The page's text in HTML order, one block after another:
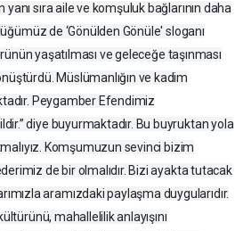
sıra aile ve komşuluk bağlarının daha
de ‘Gönülden Gönüle' sloganı
yaşatılması ve geleceğe taşınması
Müslümanlığın ve kadim
Peygamber Efendimiz
diye buyurmaktadır. Bu buyruktan yola
Komşumuzun sevinci bizim
de bir olmalıdır. Bizi ayakta tutacak
aramızdaki paylaşma duygularıdır.
mahallelilik anlayışını